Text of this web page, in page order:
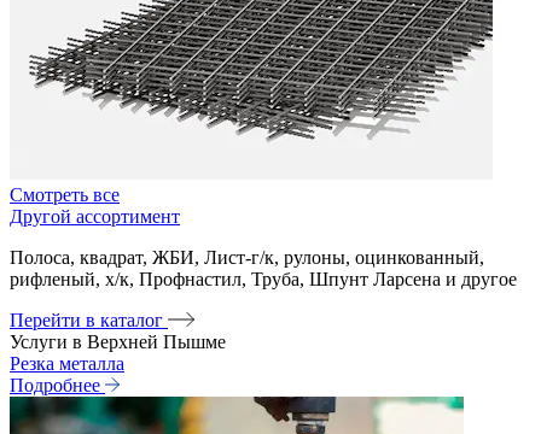
Смотреть все
Другой ассортимент
Полоса, квадрат, ЖБИ, Лист-г/к, рулоны, оцинкованный,
рифленый, х/к, Профнастил, Труба, Шпунт Ларсена и другое
Перейти в каталог
Услуги в Верхней Пышме
Резка металла
Подробнее